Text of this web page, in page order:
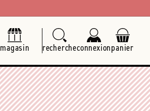
magasin rechercheconnexionpanier